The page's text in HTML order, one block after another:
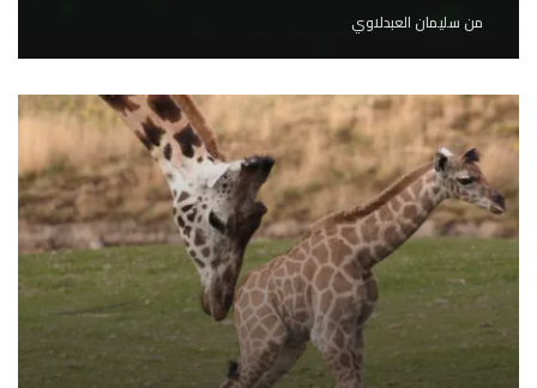
من سليمان العبدلاوي